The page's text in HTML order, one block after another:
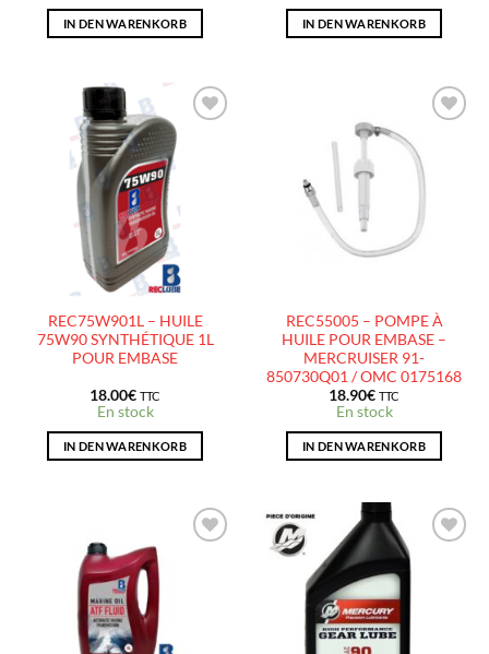
IN DEN WARENKORB IN DEN WARENKORB
AJOUTER
À LA
LISTE
D’ENVIES
REC75W901L – HUILE
75W90 SYNTHÉTIQUE 1L
POUR EMBASE
18.00€ TTC
En stock
IN DEN WARENKORB
AJOUTER
À LA
LISTE
REC55005 – POMPE À
HUILE POUR EMBASE –
MERCRUISER 91-
850730Q01 / OMC 0175168
18.90€ TTC
En stock
IN DEN WARENKORB
AJOUTER
D’ENVIES
AJOUTER
D’ENVIES